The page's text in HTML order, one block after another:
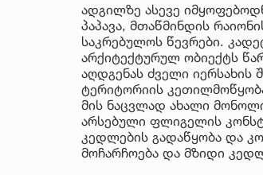
ადგილზე ასევე
პაპავა, მთაწმინდის
საკრებულოს წევრები.
არქიტექტურულ ობიექტს
აღდგენას ძველი იერსახის
ტერიტორიის
მის ნაცვლად ახალი
არსებული ფლიგელის
კედლების გადაწყობა და
მოჩარჩოება და მზიდი